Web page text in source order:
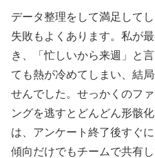
データ整理をして満足して
失敗もよくあります。私が
き、「忙しいから来週」と
ても熱が冷めてしまい、結
せんでした。せっかくのフ
ングを逃すとどんどん形骸
は、アンケート終了後すぐ
傾向だけでもチームで共有